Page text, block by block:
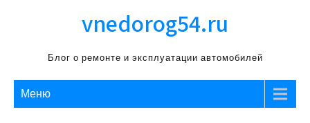
vnedorog54.ru
Блог о ремонте и эксплуатации автомобилей
Меню